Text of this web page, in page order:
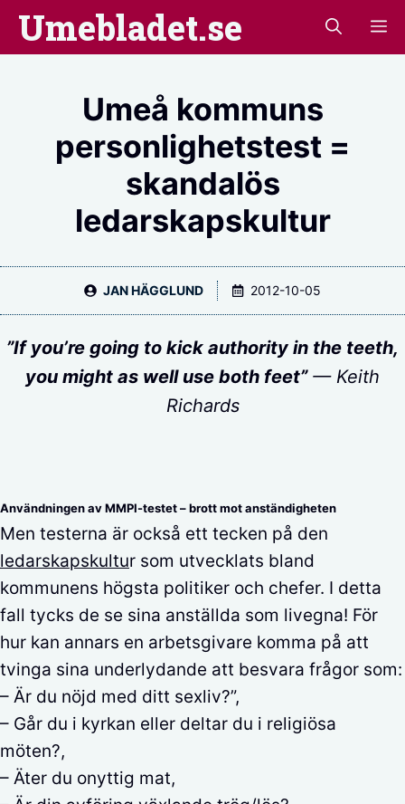
Hoppa
Umebladet.se
Umeå kommuns
personlighetstest =
skandalös
ledarskapskultur
JAN HÄGGLUND 2012-10-05
”If you’re going to kick authority in the teeth,
you might as well use both feet”— Keith
Richards
Användningen av MMPI-testet–brott mot anständigheten
Men testerna är också ett tecken på den
ledarskapskultur som utvecklats bland
kommunens högsta politiker och chefer. I detta
fall tycks de se sina anställda som livegna! För
hur kan annars en arbetsgivare komma på att
tvinga sina underlydande att besvara frågor som:
– Är du nöjd med ditt sexliv?”,
– Går du i kyrkan eller deltar du i religiösa
möten?,
– Äter du onyttig mat,